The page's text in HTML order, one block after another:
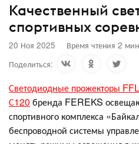
Качественный
спортивных
20 Ноя 2025 Время чтения 2 мин
Поделиться:
Светодиодные прожекторы
С120 бренда FEREKS
спортивного комплекса
беспроводной системы